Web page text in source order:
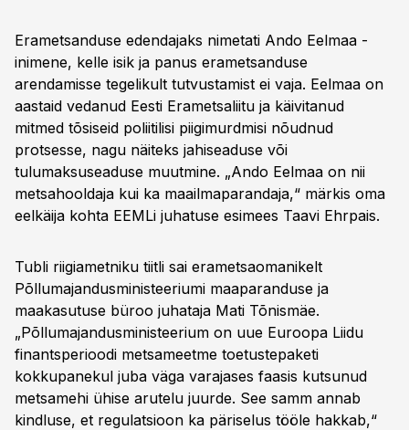
Erametsanduse edendajaks nimetati Ando Eelmaa -
inimene, kelle isik ja panus erametsanduse
arendamisse tegelikult tutvustamist ei vaja. Eelmaa on
aastaid vedanud Eesti Erametsaliitu ja käivitanud
mitmed tõsiseid poliitilisi piigimurdmisi nõudnud
protsesse, nagu näiteks jahiseaduse või
tulumaksuseaduse muutmine. „Ando Eelmaa on nii
metsahooldaja kui ka maailmaparandaja,“ märkis oma
eelkäija kohta EEMLi juhatuse esimees Taavi Ehrpais.
Tubli riigiametniku tiitli sai erametsaomanikelt
Põllumajandusministeeriumi maaparanduse ja
maakasutuse büroo juhataja Mati Tõnismäe.
„Põllumajandusministeerium on uue Euroopa Liidu
finantsperioodi metsameetme toetustepaketi
kokkupanekul juba väga varajases faasis kutsunud
metsamehi ühise arutelu juurde. See samm annab
kindluse, et regulatsioon ka päriselus tööle hakkab,“